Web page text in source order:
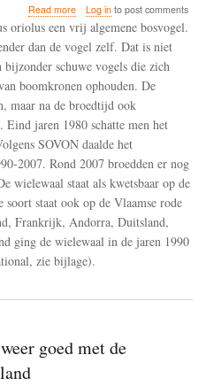
Read moreabout
De
wielewaal
gaat
sinds
de
jaren
1990
achteruit
Log into post comments
oriolus een vrij algemene bosvogel.
dan de vogel zelf. Dat is niet
schuwe vogels die zich
boomkronen ophouden. De
maar na de broedtijd ook
Eind jaren 1980 schatte men het
SOVON daalde het
2007. Rond 2007 broedden er nog
wielewaal staat als kwetsbaar op de
staat ook op de Vlaamse rode
Frankrijk, Andorra, Duitsland,
ging de wielewaal in de jaren 1990
zie bijlage).
goed met de